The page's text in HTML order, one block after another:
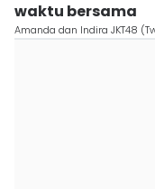
waktu bersama
Amanda dan Indira JKT48